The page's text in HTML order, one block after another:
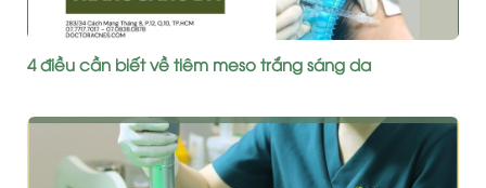
4 điều cần biết về tiêm meso trắng sáng da